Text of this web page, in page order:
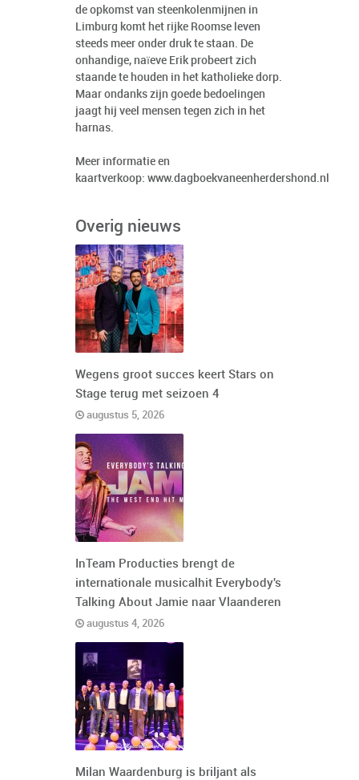
de opkomst van steenkolenmijnen in
Limburg komt het rijke Roomse leven
steeds meer onder druk te staan. De
onhandige, naïeve Erik probeert zich
staande te houden in het katholieke dorp.
Maar ondanks zijn goede bedoelingen
jaagt hij veel mensen tegen zich in het
harnas.
Meer informatie en
kaartverkoop: www.dagboekvaneenherdershond.nl
Overig nieuws
Wegens groot succes keert Stars on
Stage terug met seizoen 4
augustus 5, 2026
InTeam Producties brengt de
internationale musicalhit Everybody's
Talking About Jamie naar Vlaanderen
augustus 4, 2026
Milan Waardenburg is briljant als